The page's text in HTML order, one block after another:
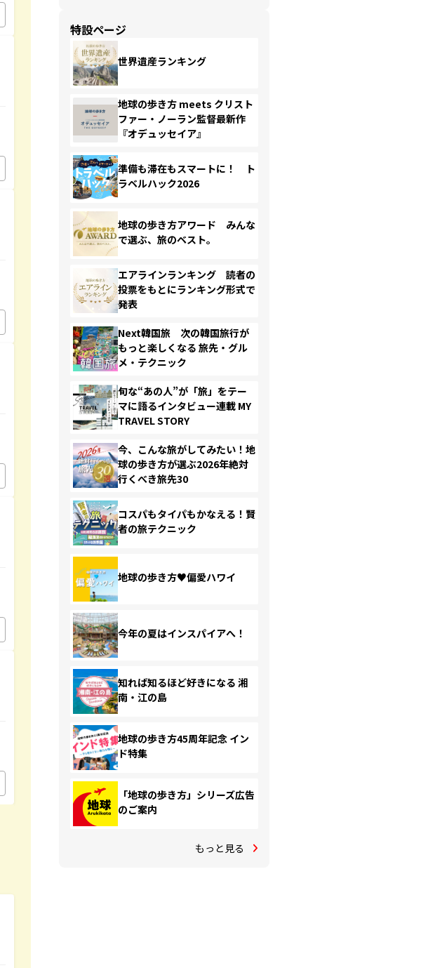
特設ページ
世界遺産ランキング
地球の歩き方 meets クリスト
ファー・ノーラン監督最新作
『オデュッセイア』
準備も滞在もスマートに！ ト
ラベルハック2026
地球の歩き方アワード みんな
で選ぶ、旅のベスト。
エアラインランキング 読者の
投票をもとにランキング形式で
発表
Next韓国旅 次の韓国旅行が
もっと楽しくなる 旅先・グル
メ・テクニック
旬な“あの人”が「旅」をテー
マに語るインタビュー連載 MY
TRAVEL STORY
今、こんな旅がしてみたい！地
球の歩き方が選ぶ2026年絶対
行くべき旅先30
コスパもタイパもかなえる！賢
者の旅テクニック
地球の歩き方♥偏愛ハワイ
今年の夏はインスパイアへ！
知れば知るほど好きになる 湘
南・江の島
地球の歩き方45周年記念 イン
ド特集
「地球の歩き方」シリーズ広告
のご案内
もっと見る